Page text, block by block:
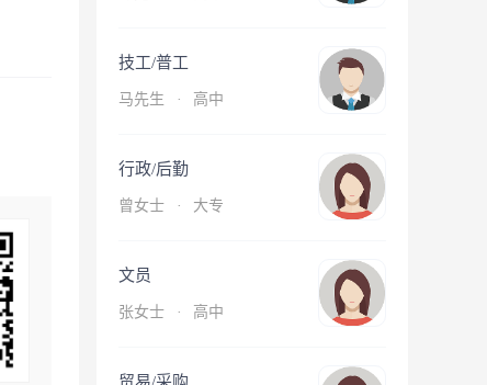
技工/普工
马先生 · 高中
行政/后勤
曾女士 · 大专
文员
张女士 · 高中